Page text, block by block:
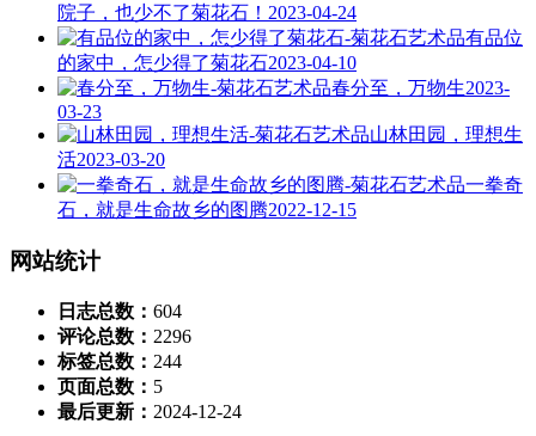
院子，也少不了菊花石！ 2023-04-24
有品位
的家中，怎少得了菊花石2023-04-10
春分至，万物生2023-
03-23
山林田园，理想生
活2023-03-20
一拳奇
石，就是生命故乡的图腾2022-12-15
网站统计
日志总数： 604
评论总数： 2296
标签总数： 244
页面总数： 5
最后更新： 2024-12-24